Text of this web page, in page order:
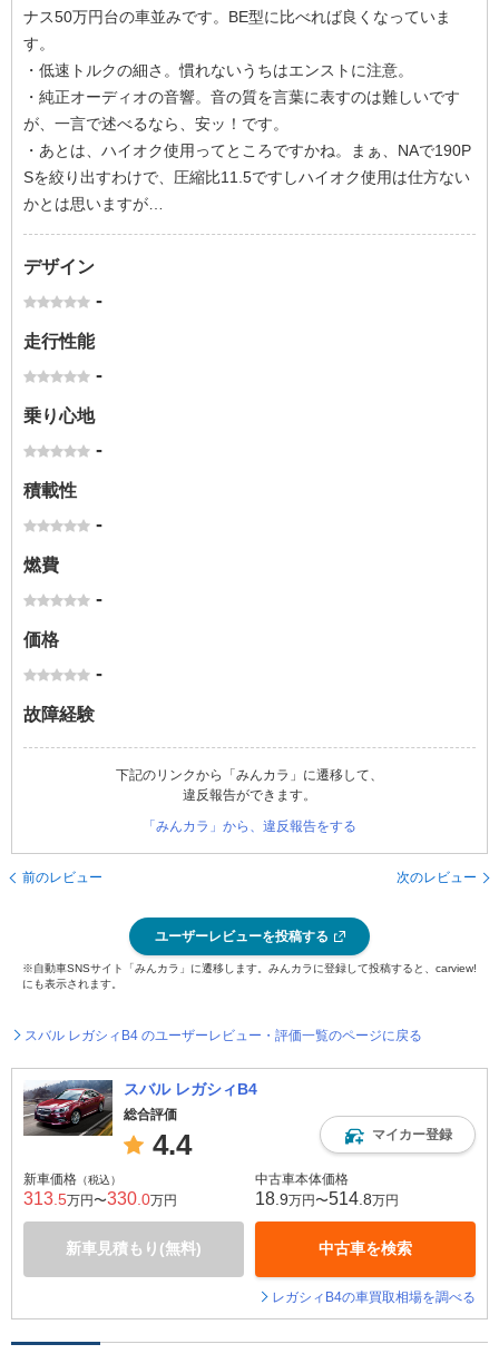
ナス50万円台の車並みです。BE型に比べれば良くなっていま
す。
・低速トルクの細さ。慣れないうちはエンストに注意。
・純正オーディオの音響。音の質を言葉に表すのは難しいです
が、一言で述べるなら、安ッ！です。
・あとは、ハイオク使用ってところですかね。まぁ、NAで190P
Sを絞り出すわけで、圧縮比11.5ですしハイオク使用は仕方ない
かとは思いますが…
デザイン
-
走行性能
-
乗り心地
-
積載性
-
燃費
-
価格
-
故障経験
下記のリンクから「みんカラ」に遷移して、
違反報告ができます。
「みんカラ」から、違反報告をする
前のレビュー 次のレビュー
ユーザーレビューを投稿する
※自動車SNSサイト「みんカラ」に遷移します。みんカラに登録して投稿すると、carview!
にも表示されます。
スバル レガシィB4 のユーザーレビュー・評価一覧のページに戻る
スバル レガシィB4
総合評価
4.4 マイカー登録
新車価格 （税込）
313 .5万円〜330 .0万円
新車見積もり(無料)
中古車本体価格
18 .9万円〜514 .8万円
中古車を検索
レガシィB4の車買取相場を調べる